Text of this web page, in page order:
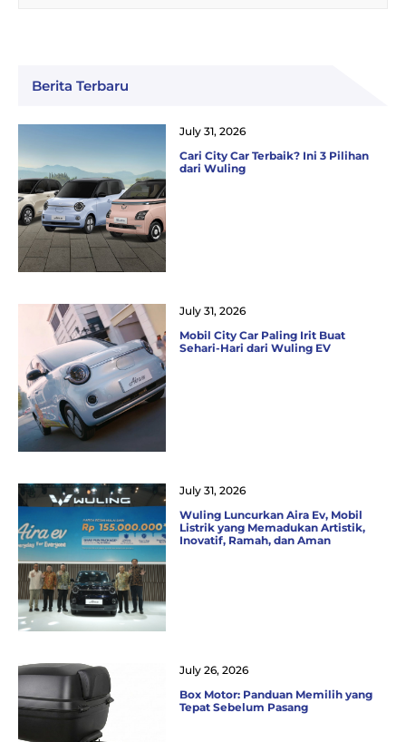
Berita Terbaru
Cari City Car Terbaik? Ini 3 Pilihan
dari Wuling
July 31, 2026
Mobil City Car Paling Irit Buat
Sehari-Hari dari Wuling EV
July 31, 2026
Wuling Luncurkan Aira Ev, Mobil
Listrik yang Memadukan Artistik,
Inovatif, Ramah, dan Aman
July 31, 2026
Box Motor: Panduan Memilih yang
Tepat Sebelum Pasang
July 26, 2026